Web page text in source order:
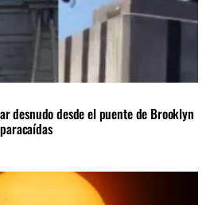
desnudo desde el puente de Brooklyn